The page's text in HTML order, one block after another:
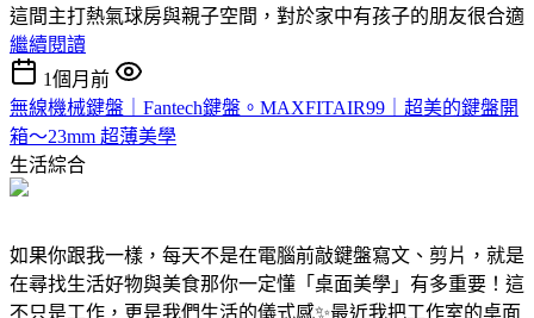
這間主打熱氣球房與親子空間，對於家中有孩子的朋友很合適
繼續閱讀
1個月前
無線機械鍵盤｜Fantech鍵盤。MAXFITAIR99｜超美的鍵盤開
箱～23mm 超薄美學
生活綜合
如果你跟我一樣，每天不是在電腦前敲鍵盤寫文、剪片，就是
在尋找生活好物與美食那你一定懂「桌面美學」有多重要！這
不只是工作，更是我們生活的儀式感✨最近我把工作室的桌面